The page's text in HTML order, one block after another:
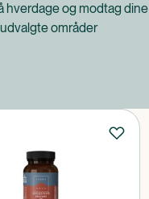
hverdage og modtag dine
områder